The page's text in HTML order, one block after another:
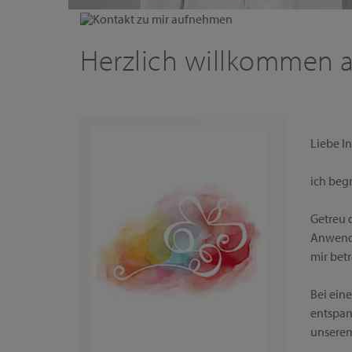
Kontakt zu mir aufnehmen
Herzlich willkommen
Liebe
ich
Getreu
mir
Bei